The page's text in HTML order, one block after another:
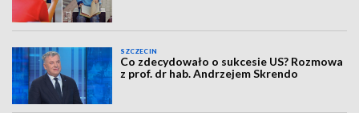
SZCZECIN
Co zdecydowało o sukcesie US? Rozmowa
z prof. dr hab. Andrzejem Skrendo